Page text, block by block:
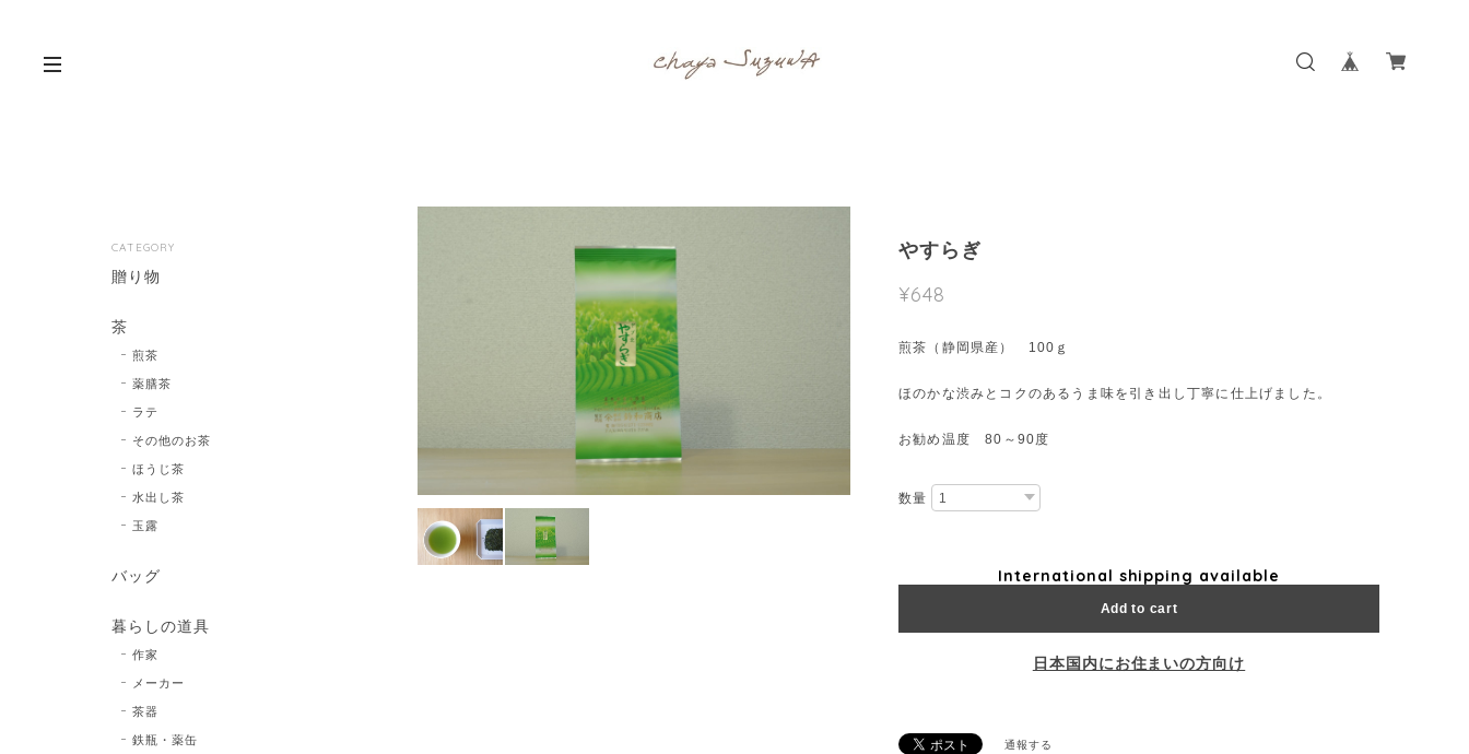
やすらぎ
¥648
煎茶（静岡県産） 100ｇ
ほのかな渋みとコクのあるうま味を引き出し丁寧に仕上げました。
お勧め温度 80～90度
数量
International shipping available
Add to cart
日本国内にお住まいの方向け
通報する
CATEGORY
贈り物
茶
煎茶
薬膳茶
ラテ
その他のお茶
ほうじ茶
水出し茶
玉露
バッグ
暮らしの道具
作家
メーカー
茶器
鉄瓶・薬缶